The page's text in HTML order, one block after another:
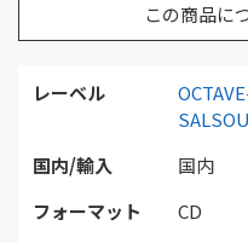
レーベル
国内/輸入
国内
フォーマット
CD
この商品に